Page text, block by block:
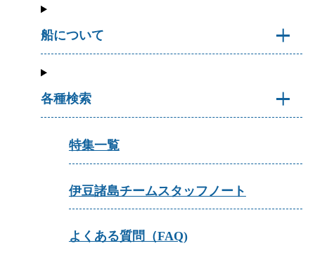
船について
各種検索
特集一覧
伊豆諸島チームスタッフノート
よくある質問（FAQ)